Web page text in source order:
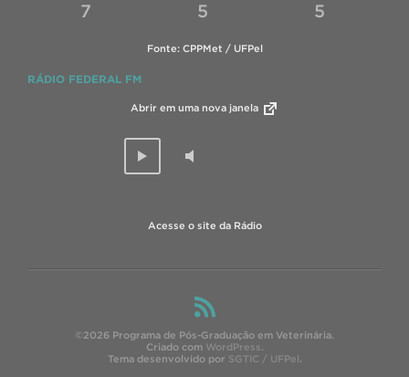
7
5
5
Fonte: CPPMet / UFPel
RÁDIO FEDERAL FM
Abrir em uma nova janela
Acesse o site da Rádio
©2026 Programa de Pós-Graduação em Veterinária.
Criado com WordPress.
Tema desenvolvido por SGTIC / UFPel.